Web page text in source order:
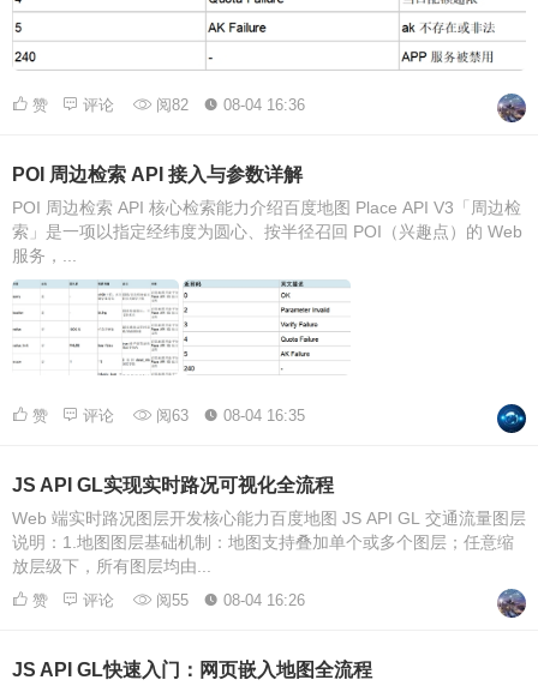
赞 评论 阅82 08-04 16:36
POI 周边检索 API 接入与参数详解
POI 周边检索 API 核心检索能力介绍百度地图 Place API V3「周边检
索」是一项以指定经纬度为圆心、按半径召回 POI（兴趣点）的 Web
服务，...
赞 评论 阅63 08-04 16:35
JS API GL实现实时路况可视化全流程
Web 端实时路况图层开发核心能力百度地图 JS API GL 交通流量图层
说明：1.地图图层基础机制：地图支持叠加单个或多个图层；任意缩
放层级下，所有图层均由...
赞 评论 阅55 08-04 16:26
JS API GL快速入门：网页嵌入地图全流程